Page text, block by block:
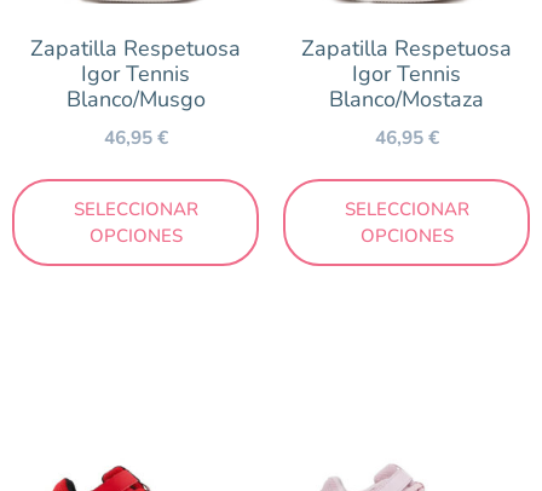
Zapatilla Respetuosa
Igor Tennis
Blanco/Musgo
46,95€
SELECCIONAR
OPCIONES
Zapatilla Respetuosa
Igor Tennis
Blanco/Mostaza
46,95€
SELECCIONAR
OPCIONES